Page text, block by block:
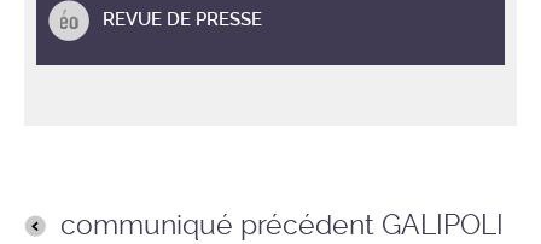
REVUE DE PRESSE
communiqué précédent GALIPOLI